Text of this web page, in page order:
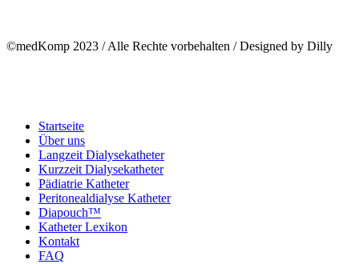
©medKomp 2023 / Alle Rechte vorbehalten / Designed by Dilly
Close
Menu
Startseite
Über uns
Langzeit Dialysekatheter
Kurzzeit Dialysekatheter
Pädiatrie Katheter
Peritonealdialyse Katheter
Diapouch™
Katheter Lexikon
Kontakt
FAQ